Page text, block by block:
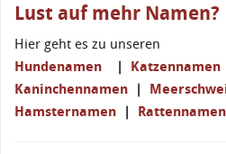
Lust auf mehr Namen?
Hier geht es zu unseren
Hundenamen | Katzennamen
Kaninchennamen |
Hamsternamen | Rattennamen